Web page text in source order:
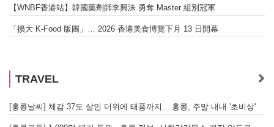
【WNBF香港站】韓國藥劑師李興洙 勇奪 Master 組別冠軍
「擴大 K-Food 版圖」… 2026 香港美食博覽下月 13 日開幕
TRAVEL
[홍콩날씨] 체감 37도 살인 더위에 태풍까지... 홍콩, 주말 내내 '초비상'